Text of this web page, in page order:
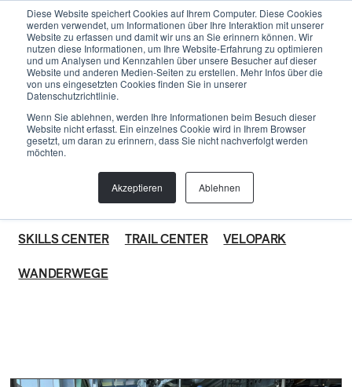
Diese Website speichert Cookies auf Ihrem Computer. Diese Cookies
werden verwendet, um Informationen über Ihre Interaktion mit unserer
Website zu erfassen und damit wir uns an Sie erinnern können. Wir
nutzen diese Informationen, um Ihre Website-Erfahrung zu optimieren
und um Analysen und Kennzahlen über unsere Besucher auf dieser
Website und anderen Medien-Seiten zu erstellen. Mehr Infos über die
von uns eingesetzten Cookies finden Sie in unserer
Datenschutzrichtlinie.
Wenn Sie ablehnen, werden Ihre Informationen beim Besuch dieser
Website nicht erfasst. Ein einzelnes Cookie wird in Ihrem Browser
gesetzt, um daran zu erinnern, dass Sie nicht nachverfolgt werden
möchten.
Akzeptieren Ablehnen
Menu
PRODUKTE
eine bessere Welt, um deine «Warum bin ich hier» zu
beantworten.
ALLEGRA ACADEMY BIKETRAILS BIKE PARK
MODULAR PUMPTRACK MONITORING
SKILLS CENTER TRAIL CENTER VELOPARK
WANDERWEGE